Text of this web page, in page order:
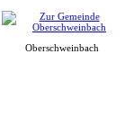
Oberschweinbach